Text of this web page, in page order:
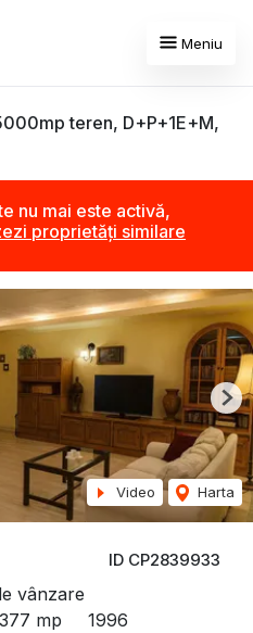
Meniu
teren, D+P+1E+M,
nu mai este activă,
proprietăți similare
ID CP2839933
vânzare
377 mp 1996
Video Harta